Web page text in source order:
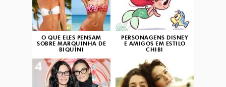
O QUE ELES PENSAM
SOBRE MARQUINHA DE
BIQUÍNI
PERSONAGENS DISNEY
E AMIGOS EM ESTILO
CHIBI
4